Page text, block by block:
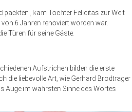
, kam Tochter Felicitas zur Welt
6 Jahren renoviert worden war.
Türen für seine Gäste.
Aufstrichen bilden die erste
die liebevolle Art, wie Gerhard Brodtrager
Auge im wahrsten Sinne des Wortes